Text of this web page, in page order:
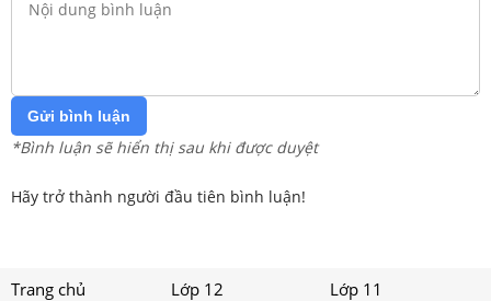
Gửi bình luận
*Bình luận sẽ hiển thị sau khi được duyệt
Hãy trở thành người đầu tiên bình luận!
Trang chủ Lớp 12
Lớp 11